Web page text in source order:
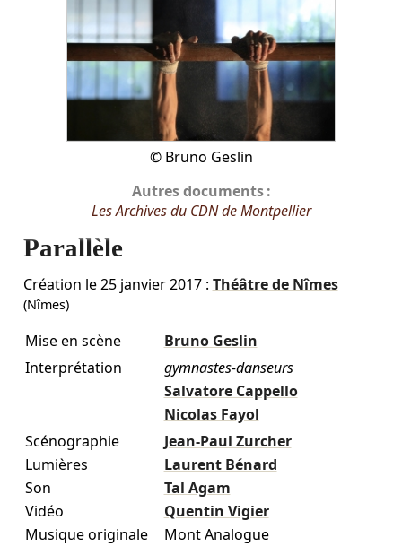
© Bruno Geslin
Autres documents :
Les Archives du CDN de Montpellier
Parallèle
Création le25 janvier 2017: Théâtre de Nîmes
(Nîmes)
Mise en scène
Bruno Geslin
Interprétation
gymnastes-danseurs
Salvatore Cappello
Nicolas Fayol
Scénographie
Jean-Paul Zurcher
Lumières
Laurent Bénard
Son
Tal Agam
Vidéo
Quentin Vigier
Musique originale
Mont Analogue